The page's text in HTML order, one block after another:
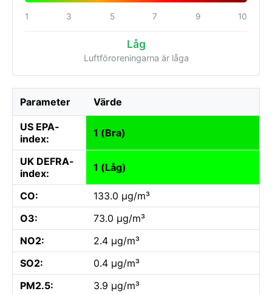
1 3 5 7 9 10
Låg
Luftföroreningarna är låga
Parameter Värde
US EPA-
index:
1 (Bra)
UK DEFRA-
index:
1 (Låg)
CO:
133.0 µg/m³
O3:
73.0 µg/m³
NO2:
2.4 µg/m³
SO2:
0.4 µg/m³
PM2.5:
3.9 µg/m³